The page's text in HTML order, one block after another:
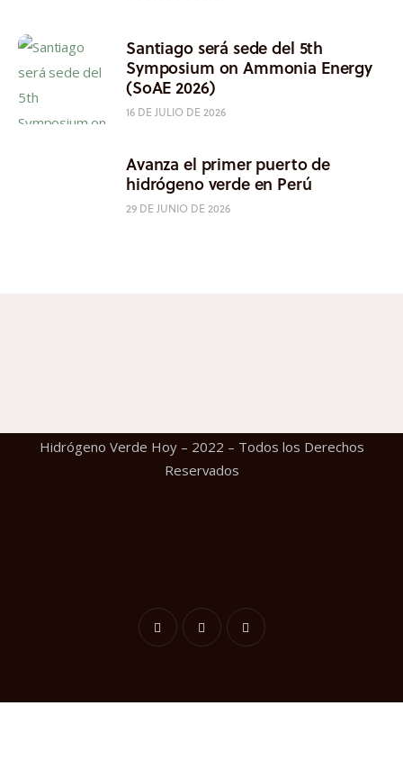
Santiago será sede del 5th
Symposium on Ammonia Energy
(SoAE 2026)
16 DE JULIO DE 2026
Avanza el primer puerto de
hidrógeno verde en Perú
29 DE JUNIO DE 2026
Hidrógeno Verde Hoy – 2022 – Todos los Derechos
Reservados